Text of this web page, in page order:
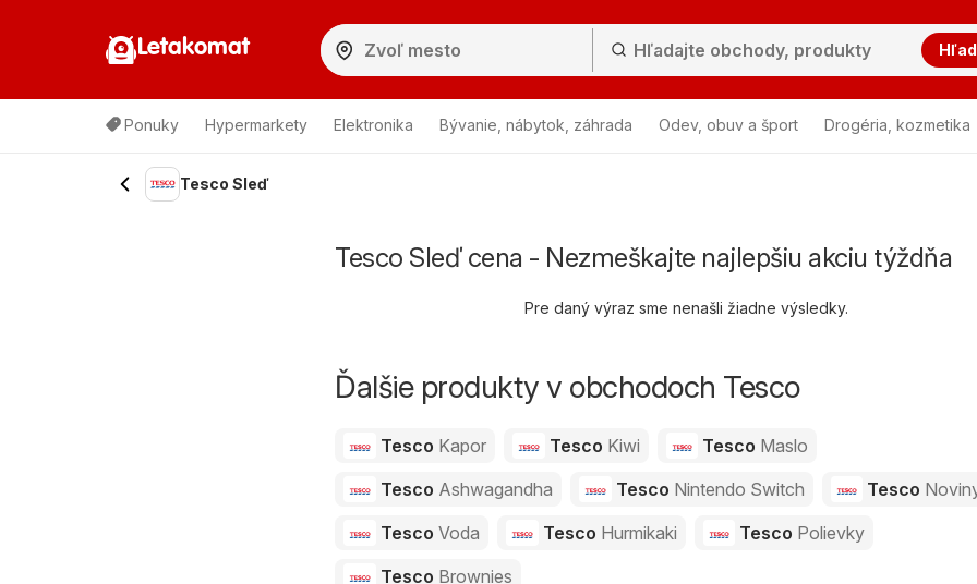
Letakomat
Ponuky Hypermarkety Elektronika Bývanie, nábytok, záhrada Odev, obuv a šport Drogéria, kozmetika
Tesco Sleď
Tesco Sleď cena - Nezmeškajte najlepšiu akciu týždňa
Pre daný výraz sme nenašli žiadne výsledky.
Ďalšie produkty v obchodoch Tesco
Tesco Kapor Tesco Kiwi Tesco Maslo
Tesco Ashwagandha Tesco Nintendo Switch Tesco
Tesco Voda Tesco Hurmikaki Tesco Polievky
Tesco Brownies